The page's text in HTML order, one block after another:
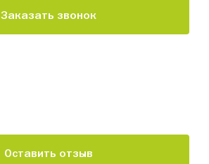
Заказать звонок
Оставить отзыв